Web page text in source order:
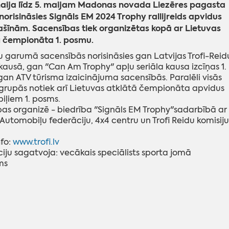
līdz 5. maijam Madonas novada Liezēres pagasta
Signāls EM 2024 Trophy rallijreids apvidus
Sacensības tiek organizētas kopā ar Lietuvas
1. posmu.
garumā sacensībās norisināsies gan Latvijas Trofi-
gan "Can Am Trophy" apļu seriāla kausa izcīņas 1.
ATV tūrisma izaicinājuma sacensībās. Paralēli visās
notiek arī Lietuvas atklātā čempionāta apvidus
1. posms.
organizē - biedrība "Signāls EM Trophy"sadarbībā ar
federāciju, 4x4 centru un Trofi Reidu
www.trofi.lv
sagatvoja: vecākais speciālists sporta jomā